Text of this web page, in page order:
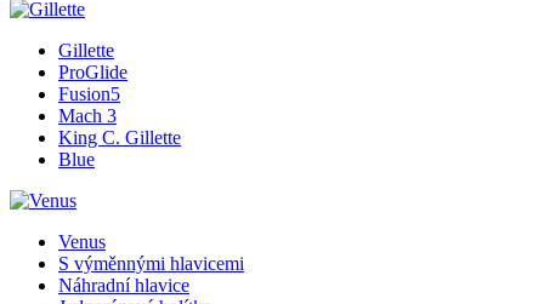
Gillette
ProGlide
Fusion5
Mach 3
King C. Gillette
Blue
Venus
S výměnnými hlavicemi
Náhradní hlavice